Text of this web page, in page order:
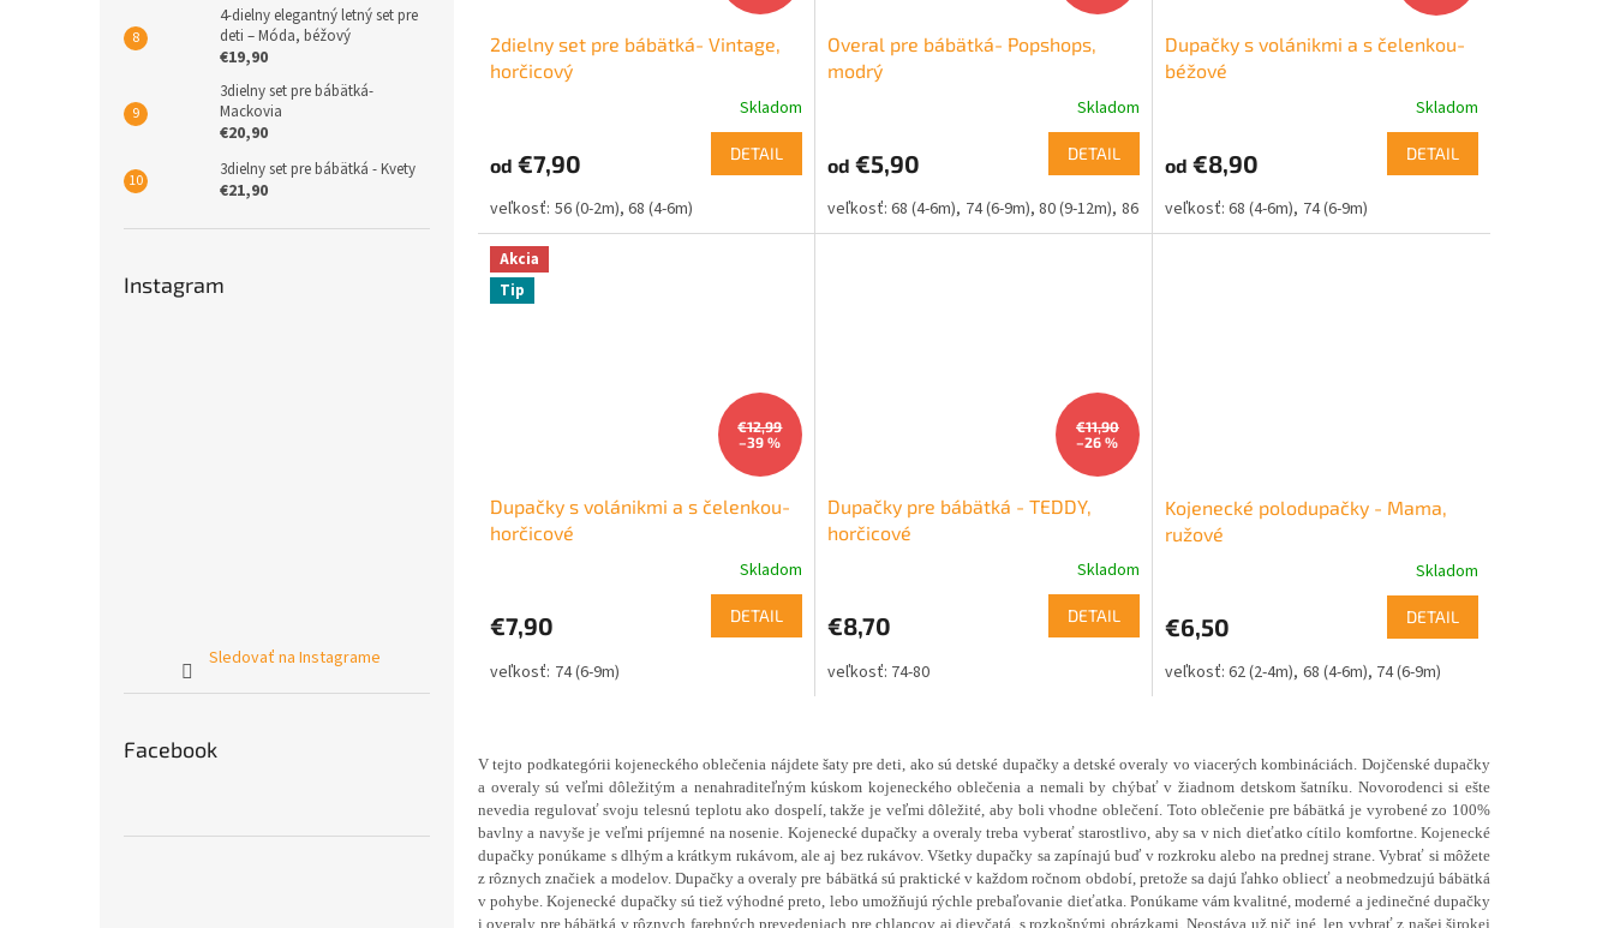
4-dielny elegantný letný set pre
deti – Móda, béžový
€19,90
3dielny set pre bábätká-
Mackovia
€20,90
3dielny set pre bábätká - Kvety
€21,90
Instagram
Sledovať na Instagrame
Facebook
2dielny set pre bábätká- Vintage,
horčicový
Skladom
od €7,90 DETAIL
56 (0-2m) 68 (4-6m)
Overal pre bábätká- Popshops,
modrý
Skladom
od €5,90 DETAIL
68 (4-6m) 74 (6-9m) 80 (9-12m) 86 (12-18m)
Dupačky s volánikmi a s čelenkou-
béžové
Skladom
od €8,90 DETAIL
68 (4-6m) 74 (6-9m)
Akcia
Tip
€12,99
–39 %
Dupačky s volánikmi a s čelenkou-
horčicové
Skladom
€7,90 DETAIL
74 (6-9m)
€11,90
–26 %
Dupačky pre bábätká - TEDDY,
horčicové
Skladom
€8,70 DETAIL
74-80
Kojenecké polodupačky - Mama,
ružové
Skladom
€6,50 DETAIL
62 (2-4m) 68 (4-6m) 74 (6-9m)
l
á
d
a
c
i
e
V tejto podkategórii kojeneckého oblečenia nájdete šaty pre deti, ako sú detské dupačky a detské overaly vo viacerých kombináciách. Dojčenskédupačky
a overaly sú veľmi dôležitým a nenahraditeľným kúskom kojeneckého oblečenia a nemali by chýbať v žiadnom detskom šatníku. Novorodenci si ešte
nevedia regulovať svoju telesnú teplotu ako dospelí, takže je veľmi dôležité, aby boli vhodne oblečení. Toto oblečenie pre bábätká je vyrobené zo 100%
bavlny a navyše je veľmi príjemné na nosenie. Kojenecké dupačky a overaly treba vyberať starostlivo, aby sa v nich dieťatko cítilo komfortne. Kojenecké
dupačky ponúkame s dlhým a krátkym rukávom, ale aj bez rukávov. Všetky dupačky sa zapínajú buď v rozkroku alebo na prednej strane. Vybrať si môžete
z rôznych značiek a modelov. Dupačky a overaly pre bábätká sú praktické v každom ročnom období, pretože sa dajú ľahko obliecť a neobmedzujú bábätká
v pohybe. Kojenecké dupačky sú tiež výhodné preto, lebo umožňujú rýchle prebaľovanie dieťatka. Ponúkame vám kvalitné, moderné a jedinečné dupačky
i overaly pre bábätká v rôznych farebných prevedeniach pre chlapcov aj dievčatá, s rozkošnými obrázkami. Neostáva už nič iné, len vybrať z našej širokej